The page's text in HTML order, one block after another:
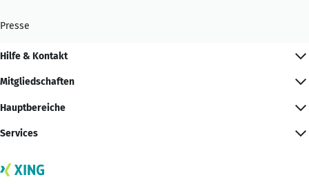
Presse
Hilfe & Kontakt
Mitgliedschaften
Hauptbereiche
Services